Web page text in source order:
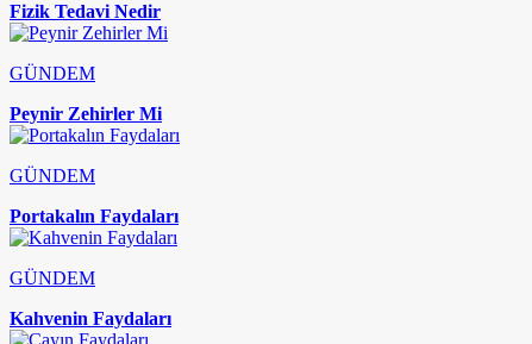
Fizik Tedavi Nedir
GÜNDEM
Peynir Zehirler Mi
GÜNDEM
Portakalın Faydaları
GÜNDEM
Kahvenin Faydaları